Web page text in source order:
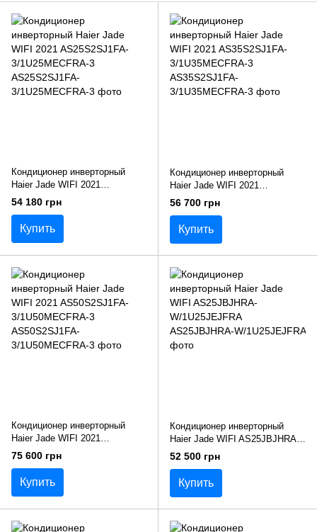
Кондиционер инверторный
Haier Jade WIFI 2021
AS25S2SJ1FA-3/1U25MECFRA-
54 180 грн
Купить
Кондиционер инверторный
Haier Jade WIFI 2021
AS35S2SJ1FA-3/1U35MECFRA-
56 700 грн
Купить
Кондиционер инверторный
Haier Jade WIFI 2021
AS50S2SJ1FA-3/1U50MECFRA-
75 600 грн
Купить
Кондиционер инверторный
Haier Jade WIFI AS25JBJHRA-
W/1U25JEJFRA
52 500 грн
Купить